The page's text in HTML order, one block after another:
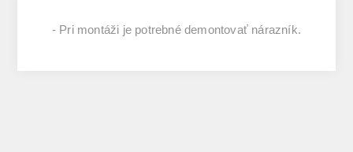
- Pri montáži je potrebné demontovať nárazník.